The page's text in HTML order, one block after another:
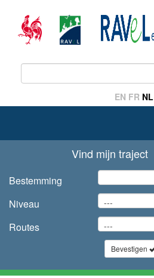
EN FR NL
Vind mijn traject
Bestemming
Niveau
Routes
Bevestigen